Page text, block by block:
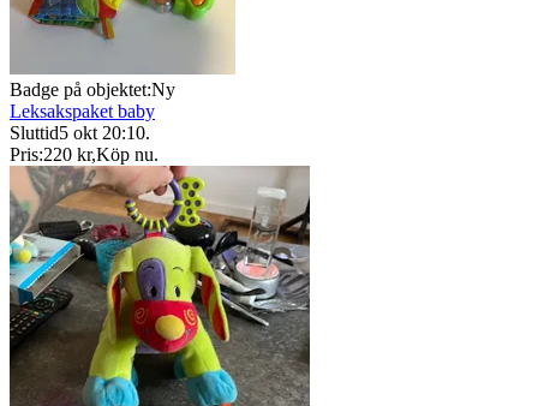
Badge på objektet:Ny
Leksakspaket baby
Sluttid5 okt 20:10.
Pris:220 kr,Köp nu.